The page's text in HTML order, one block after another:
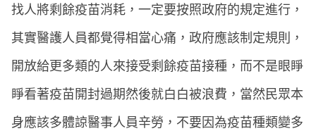
找人將剩餘疫苗消耗，一定要按照政府的規定進行，
其實醫護人員都覺得相當心痛，政府應該制定規則，
開放給更多類的人來接受剩餘疫苗接種，而不是眼睜
睜看著疫苗開封過期然後就白白被浪費，當然民眾本
身應該多體諒醫事人員辛勞，不要因為疫苗種類變多